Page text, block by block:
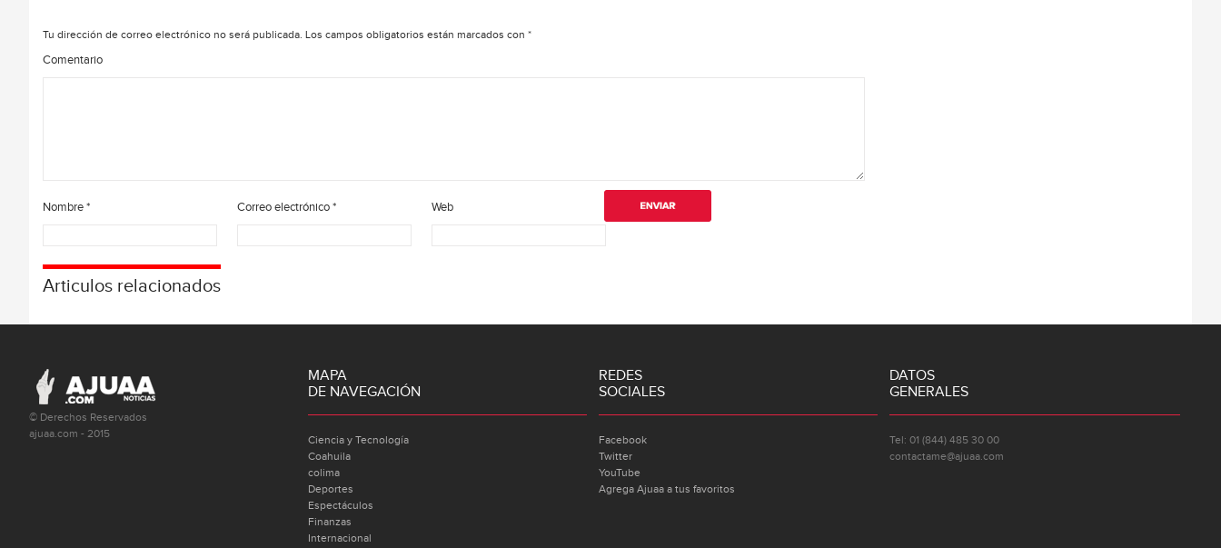
Tu dirección de correo electrónico no será publicada. Los campos obligatorios están marcados con *
Comentario
Nombre* Correo electrónico* Web
Articulos relacionados
© Derechos Reservados
ajuaa.com - 2015
MAPA
DE NAVEGACIÓN
Ciencia y Tecnología
Coahuila
colima
Deportes
Espectáculos
Finanzas
Internacional
REDES
SOCIALES
Facebook
Twitter
YouTube
Agrega Ajuaa a tus favoritos
DATOS
GENERALES
Tel: 01 (844) 485 30 00
contactame@ajuaa.com